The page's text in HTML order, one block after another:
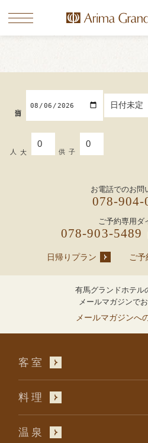
実りの丹波へ、秋の味覚を訪ね
日付未定
お電話でのお問
078-904-
ご予約専用ダ
078-903-5489
日帰りプラン ご
有馬グランドホテル
メールマガジンで
メールマガジンへ
客室
料理
温泉